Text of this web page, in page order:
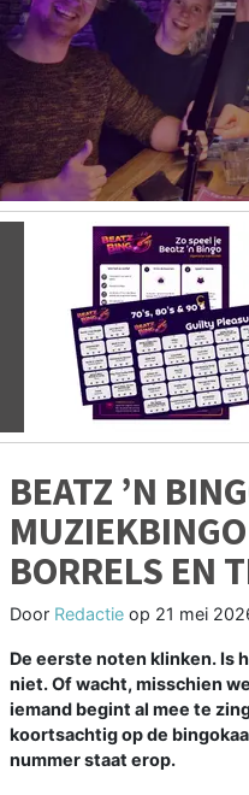
BEATZ ’N
BORRELS EN
Door Redactie op 21 mei
De eerste noten klinken. Is
niet. Of wacht, misschien
iemand begint al mee te
koortsachtig op de
nummer staat erop.